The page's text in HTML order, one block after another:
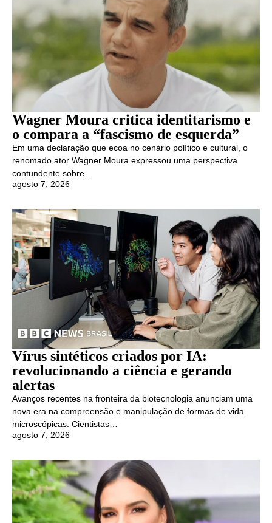
Wagner Moura critica identitarismo e
o compara a “fascismo de esquerda”
Em uma declaração que ecoa no cenário político e cultural, o
renomado ator Wagner Moura expressou uma perspectiva
contundente sobre…
agosto 7, 2026
Vírus sintéticos criados por IA:
revolucionando a ciência e gerando
alertas
Avanços recentes na fronteira da biotecnologia anunciam uma
nova era na compreensão e manipulação de formas de vida
microscópicas. Cientistas…
agosto 7, 2026